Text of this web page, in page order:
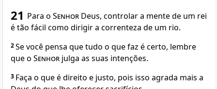
21 Para o Senhor Deus, controlar a mente de um rei
é tão fácil como dirigir a correnteza de um rio.
2Se você pensa que tudo o que faz é certo, lembre
que o Senhor julga as suas intenções.
3 Faça o que é direito e justo, pois isso agrada mais a